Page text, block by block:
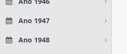
Ano 1947
Ano 1948